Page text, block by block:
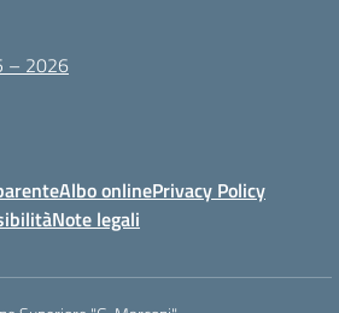
– 2026
Albo onlinePrivacy Policy
Note legali